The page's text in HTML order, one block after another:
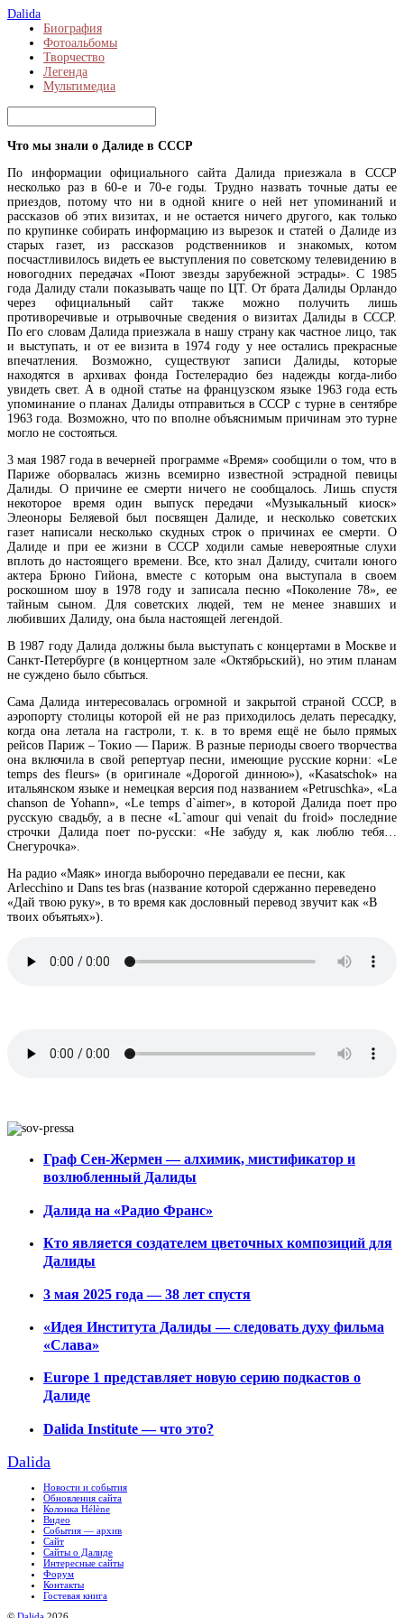
Dalida
Биография
Фотоальбомы
Творчество
Легенда
Мультимедиа
Что мы знали о Далиде в СССР
По информации официального сайта Далида приезжала в СССР
несколько раз в 60-е и 70-е годы. Трудно назвать точные даты ее
приездов, потому что ни в одной книге о ней нет упоминаний и
рассказов об этих визитах, и не остается ничего другого, как только
по крупинке собирать информацию из вырезок и статей о Далиде из
старых газет, из рассказов родственников и знакомых, котом
посчастливилось видеть ее выступления по советскому телевидению в
новогодних передачах «Поют звезды зарубежной эстрады». С 1985
года Далиду стали показывать чаще по ЦТ. От брата Далиды Орландо
через официальный сайт также можно получить лишь
противоречивые и отрывочные сведения о визитах Далиды в СССР.
По его словам Далида приезжала в нашу страну как частное лицо, так
и выступать, и от ее визита в 1974 году у нее остались прекрасные
впечатления. Возможно, существуют записи Далиды, которые
находятся в архивах фонда Гостелерадио без надежды когда-либо
увидеть свет. А в одной статье на французском языке 1963 года есть
упоминание о планах Далиды отправиться в СССР с турне в сентябре
1963 года. Возможно, что по вполне объяснимым причинам это турне
могло не состояться.
3 мая 1987 года в вечерней программе «Время» сообщили о том, что в
Париже оборвалась жизнь всемирно известной эстрадной певицы
Далиды. О причине ее смерти ничего не сообщалось. Лишь спустя
некоторое время один выпуск передачи «Музыкальный киоск»
Элеоноры Беляевой был посвящен Далиде, и несколько советских
газет написали несколько скудных строк о причинах ее смерти. О
Далиде и при ее жизни в СССР ходили самые невероятные слухи
вплоть до настоящего времени. Все, кто знал Далиду, считали юного
актера Брюно Гийона, вместе с которым она выступала в своем
роскошном шоу в 1978 году и записала песню «Поколение 78», ее
тайным сыном. Для советских людей, тем не менее знавших и
любивших Далиду, она была настоящей легендой.
В 1987 году Далида должны была выступать с концертами в Москве и
Санкт-Петербурге (в концертном зале «Октябрьский), но этим планам
не суждено было сбыться.
Сама Далида интересовалась огромной и закрытой страной СССР, в
аэропорту столицы которой ей не раз приходилось делать пересадку,
когда она летала на гастроли, т. к. в то время ещё не было прямых
рейсов Париж – Токио — Париж. В разные периоды своего творчества
она включила в свой репертуар песни, имеющие русские корни: «Le
temps des fleurs» (в оригинале «Дорогой динною»), «Kasatschok» на
итальянском языке и немецкая версия под названием «Petruschka», «La
chanson de Yohann», «Le temps d`aimer», в которой Далида поет про
русскую свадьбу, а в песне «L`amour qui venait du froid» последние
строчки Далида поет по-русски: «Не забуду я, как люблю тебя…
Снегурочка».
На радио «Маяк» иногда выборочно передавали ее песни, как
Arlecchino и Dans tes bras (название которой сдержанно переведено
«Дай твою руку», в то время как дословный перевод звучит как «В
твоих объятьях»).
Граф Сен-Жермен — алхимик, мистификатор и
возлюбленный Далиды
Далида на «Радио Франс»
Кто является создателем цветочных композиций для
Далиды
3 мая 2025 года — 38 лет спустя
«Идея Института Далиды — следовать духу фильма
«Слава»
Europe 1 представляет новую серию подкастов о
Далиде
Dalida Institute — что это?
Dalida
Новости и события
Обновления сайта
Колонка Hélène
Видео
События — архив
Сайт
Сайты о Далиде
Интересные сайты
Форум
Контакты
Гостевая книга